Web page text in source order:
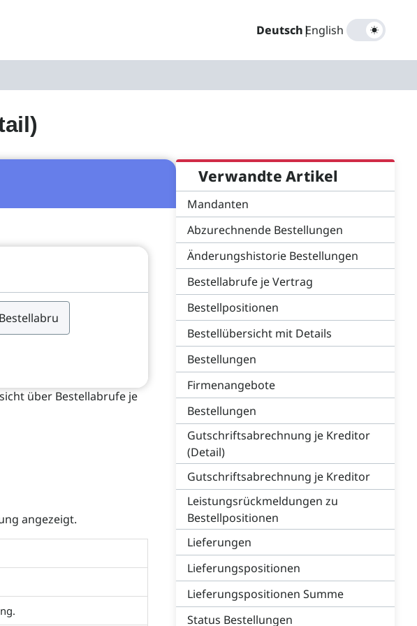
Deutsch|
English
über Bestellabrufe je
angezeigt.
Verwandte Artikel
Mandanten
Abzurechnende Bestellungen
Änderungshistorie Bestellungen
Bestellabrufe je Vertrag
Bestellpositionen
Bestellübersicht mit Details
Bestellungen
Firmenangebote
Bestellungen
Gutschriftsabrechnung je Kreditor
(Detail)
Gutschriftsabrechnung je Kreditor
Leistungsrückmeldungen zu
Bestellpositionen
Lieferungen
Lieferungspositionen
Lieferungspositionen Summe
Status Bestellungen